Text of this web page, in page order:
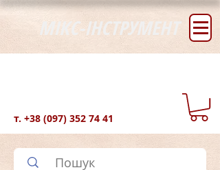
МІКС-ІНСТРУМЕНТ
т. +38 (097) 352 74 41